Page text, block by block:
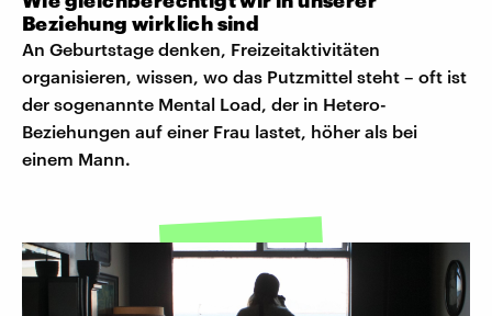
Beziehung wirklich sind
An Geburtstage denken, Freizeitaktivitäten
organisieren, wissen, wo das Putzmittel steht – oft ist
der sogenannte Mental Load, der in Hetero-
Beziehungen auf einer Frau lastet, höher als bei
einem Mann.